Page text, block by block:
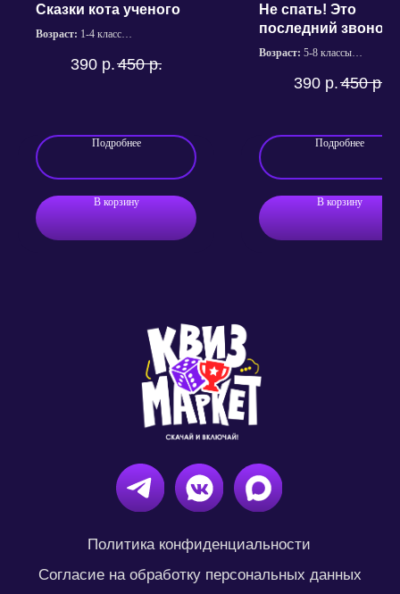
Сказки кота ученого
Возраст: 1-4 класс
Количество вопросов:6 раундов;
390 р.450 р.
Подробнее
В корзину
Не спать! Это
последний звонок
Возраст: 5-8 классы
Количество вопросов:5
390 р.450 р.
Подробнее
В корзину
Кодеки для видео
Пользовательское соглашение сервисов
Согласие на обработку персональных данных